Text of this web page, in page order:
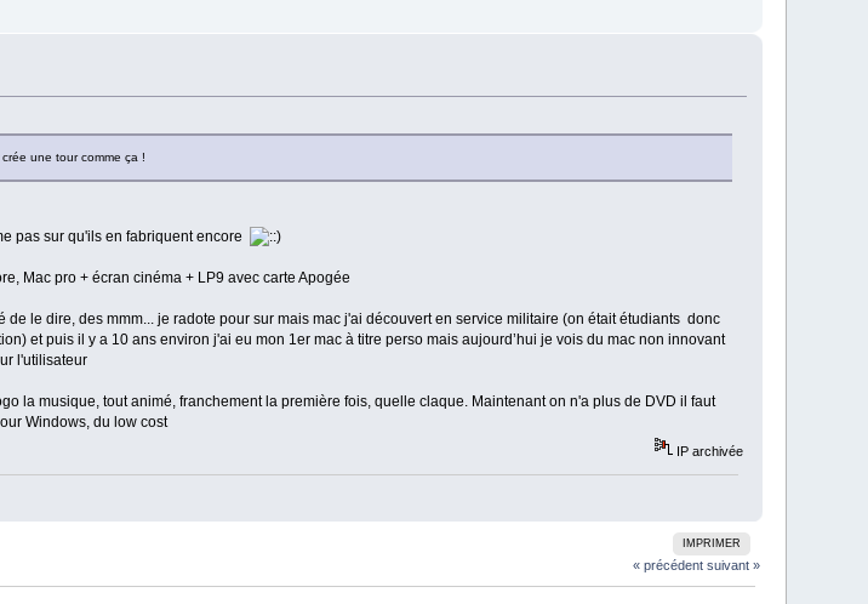
une tour comme ça !
pas sur qu'ils en fabriquent encore
Mac pro + écran cinéma + LP9 avec carte Apogée
le dire, des mmm... je radote pour sur mais mac j'ai découvert en service militaire (on était étudiants donc
et puis il y a 10 ans environ j'ai eu mon 1er mac à titre perso mais aujourd’hui je vois du mac non innovant
l'utilisateur
la musique, tout animé, franchement la première fois, quelle claque. Maintenant on n'a plus de DVD il faut
Windows, du low cost
IP archivée
IMPRIMER
« précédent suivant »